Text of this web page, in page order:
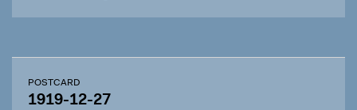
POSTCARD
1919-12-27